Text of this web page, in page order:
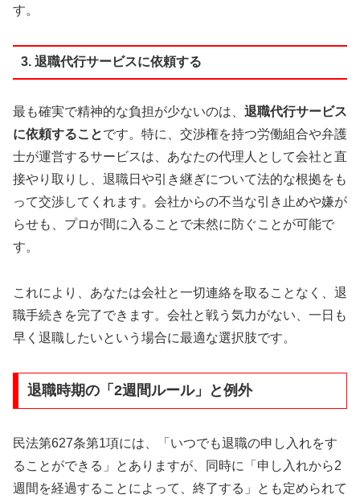
す。
3. 退職代行サービスに依頼する
最も確実で精神的な負担が少ないのは、 退職代行サービス
に依頼することです。特に、交渉権を持つ労働組合や弁護
士が運営するサービスは、あなたの代理人として会社と直
接やり取りし、退職日や引き継ぎについて法的な根拠をも
って交渉してくれます。会社からの不当な引き止めや嫌が
らせも、プロが間に入ることで未然に防ぐことが可能で
す。
これにより、あなたは会社と一切連絡を取ることなく、退
職手続きを完了できます。会社と戦う気力がない、一日も
早く退職したいという場合に最適な選択肢です。
退職時期の「2週間ルール」と例外
民法第627条第1項には、「いつでも退職の申し入れをす
ることができる」とありますが、同時に「申し入れから2
週間を経過することによって、終了する」とも定められて